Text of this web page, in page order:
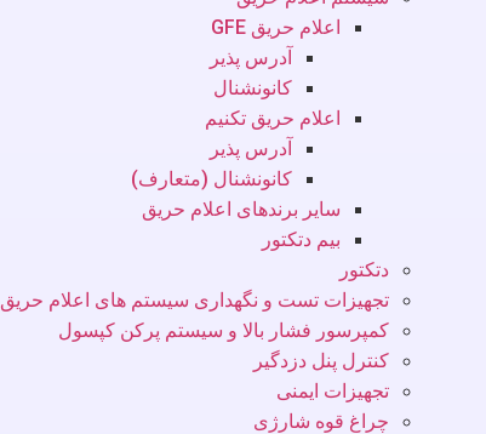
اعلام حریق GFE
آدرس پذیر
کانونشنال
اعلام حریق تکنیم
آدرس پذیر
کانونشنال (متعارف)
سایر برندهای اعلام حریق
بیم دتکتور
دتکتور
تجهیزات تست و نگهداری سیستم های اعلام حریق
کمپرسور فشار بالا و سیستم پرکن کپسول
کنترل پنل دزدگیر
تجهیزات ایمنی
چراغ قوه شارژی